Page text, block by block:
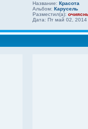
Название: Красота
Альбом: Карусель
Разместил(а):
Дата: Пт май 02, 2014